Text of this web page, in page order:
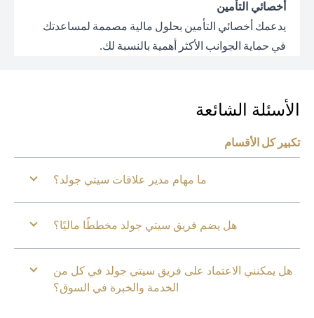
أخصائي التأمين
يدعمك أخصائي التأمين بحلول مالية مصممة لمساعدتك
في حماية الجوانب الأكثر أهمية بالنسبة لك.
الأسئلة الشائعة
تكبير كل الأقسام
ما مهام مدير علاقات سيتي جولد؟
هل يضم فريق سيتي جولد مخططًا ماليًا؟
هل يمكنني الاعتماد على فريق سيتي جولد في كل من
الخدمة والخبرة في السوق؟